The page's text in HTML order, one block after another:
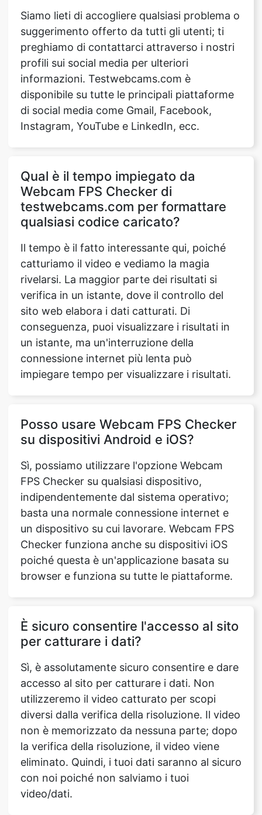
Siamo lieti di accogliere qualsiasi problema o
suggerimento offerto da tutti gli utenti; ti
preghiamo di contattarci attraverso i nostri
profili sui social media per ulteriori
informazioni. Testwebcams.com è
disponibile su tutte le principali piattaforme
di social media come Gmail, Facebook,
Instagram, YouTube e LinkedIn, ecc.
Qual è il tempo impiegato da
Webcam FPS Checker di
testwebcams.com per formattare
qualsiasi codice caricato?
Il tempo è il fatto interessante qui, poiché
catturiamo il video e vediamo la magia
rivelarsi. La maggior parte dei risultati si
verifica in un istante, dove il controllo del
sito web elabora i dati catturati. Di
conseguenza, puoi visualizzare i risultati in
un istante, ma un'interruzione della
connessione internet più lenta può
impiegare tempo per visualizzare i risultati.
Posso usare Webcam FPS Checker
su dispositivi Android e iOS?
Sì, possiamo utilizzare l'opzione Webcam
FPS Checker su qualsiasi dispositivo,
indipendentemente dal sistema operativo;
basta una normale connessione internet e
un dispositivo su cui lavorare. Webcam FPS
Checker funziona anche su dispositivi iOS
poiché questa è un'applicazione basata su
browser e funziona su tutte le piattaforme.
È sicuro consentire l'accesso al sito
per catturare i dati?
Sì, è assolutamente sicuro consentire e dare
accesso al sito per catturare i dati. Non
utilizzeremo il video catturato per scopi
diversi dalla verifica della risoluzione. Il video
non è memorizzato da nessuna parte; dopo
la verifica della risoluzione, il video viene
eliminato. Quindi, i tuoi dati saranno al sicuro
con noi poiché non salviamo i tuoi
video/dati.